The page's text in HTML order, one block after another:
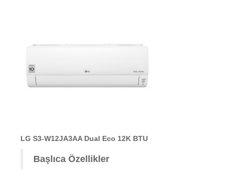
LG S3-W12JA3AA Dual Eco 12K BTU
Başlıca Özellikler